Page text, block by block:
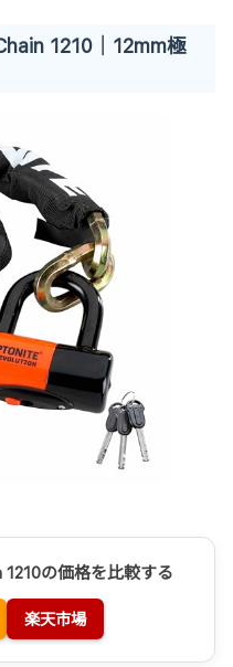
1210｜12mm極
の価格を比較する
楽天市場